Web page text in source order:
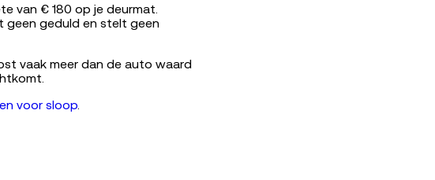
van € 180 op je deurmat.
geen geduld en stelt geen
vaak meer dan de auto waard
voor sloop.